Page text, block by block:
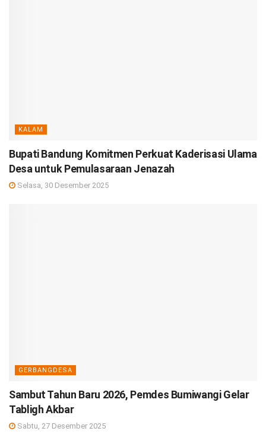
KALAM
Bupati Bandung Komitmen Perkuat Kaderisasi Ulama
Desa untuk Pemulasaraan Jenazah
Selasa, 30 Desember 2025
GERBANGDESA
Sambut Tahun Baru 2026, Pemdes Bumiwangi Gelar
Tabligh Akbar
Sabtu, 27 Desember 2025